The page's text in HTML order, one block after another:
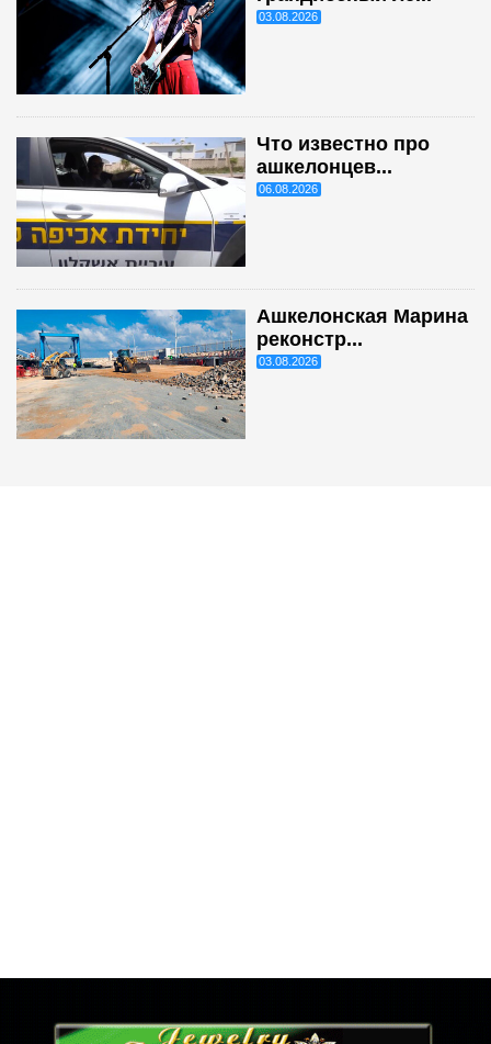
03.08.2026
Что известно про
ашкелонцев...
06.08.2026
Ашкелонская Марина
реконстр...
03.08.2026